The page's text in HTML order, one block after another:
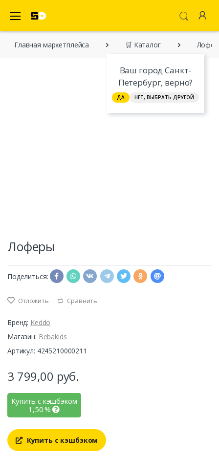
Ваш город Санкт-
Петербург, верно?
ДА НЕТ, ВЫБРАТЬ ДРУГОЙ
Главная марĸетплейса 🛒 Каталог
Лоферы
Поделиться:
Отложить Сравнить
Бренд: Keddo
Магазин: Bebakids
Артикул: 4245210000211
3 799,00 руб.
Купить с кэшбэком
1,50%
Купить с кэшбэком